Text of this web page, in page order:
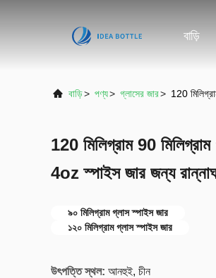
বাড়ি
বাড়ি> পণ্য> গ্লাসের জার> 120
120 মিলিগ্রাম 90
4oz স্পাইস জার জন্য
৯০ মিলিগ্রাম গ্লাস স্পাইস জার
১২০ মিলিগ্রাম গ্লাস স্পাইস জার
উৎপত্তি স্থল: আনহুই, চীন